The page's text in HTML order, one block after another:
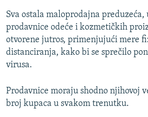
Sva ostala maloprodajna
prodavnice odeće i kozmetičkih
otvorene jutros, primenjujući mere
distanciranja, kako bi se sprečilo
virusa.
Prodavnice moraju shodno njihovoj
broj kupaca u svakom trenutku.